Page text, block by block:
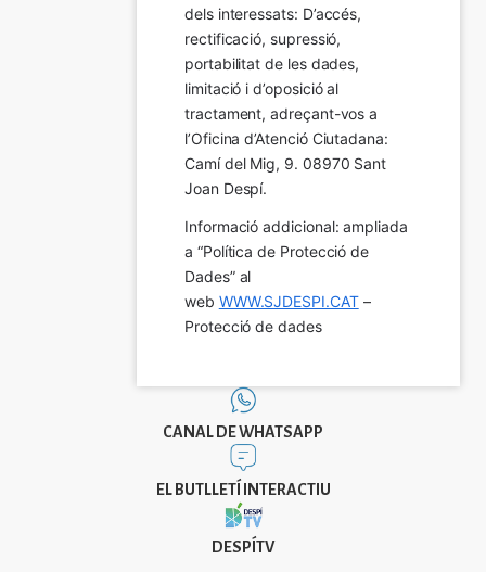
dels interessats: D’accés,
rectificació, supressió,
portabilitat de les dades,
limitació i d’oposició al
tractament, adreçant-vos a
l’Oficina d’Atenció Ciutadana:
Camí del Mig, 9. 08970 Sant
Joan Despí.
Informació addicional: ampliada
a “Política de Protecció de
Dades” al
web WWW.SJDESPI.CAT –
Protecció de dades
CANAL DE WHATSAPP
EL BUTLLETÍ INTERACTIU
DESPÍTV